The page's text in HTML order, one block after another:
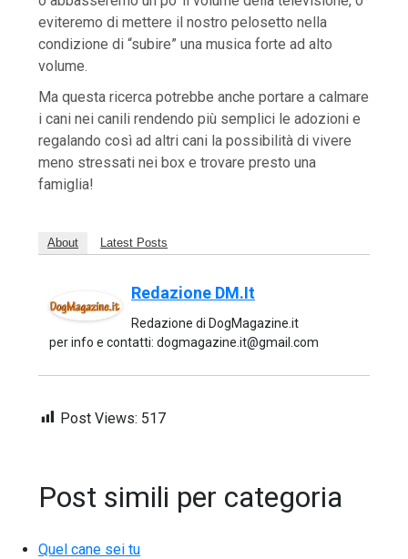
eviteremo di mettere il nostro pelosetto nella
condizione di “subire” una musica forte ad alto
volume.
Ma questa ricerca potrebbe anche portare a calmare
i cani nei canili rendendo più semplici le adozioni e
regalando così ad altri cani la possibilità di vivere
meno stressati nei box e trovare presto una
famiglia!
About Latest Posts
Redazione DM.it
Redazione di DogMagazine.it
per info e contatti: dogmagazine.it@gmail.com
Post Views: 517
Post simili per categoria
Quel cane sei tu